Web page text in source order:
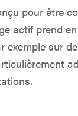
pour être
actif prend
exemple sur